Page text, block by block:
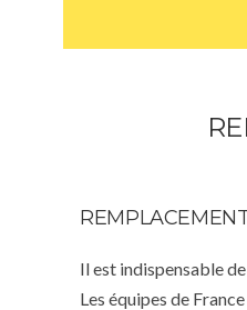
Il est indispensable
Les équipes de